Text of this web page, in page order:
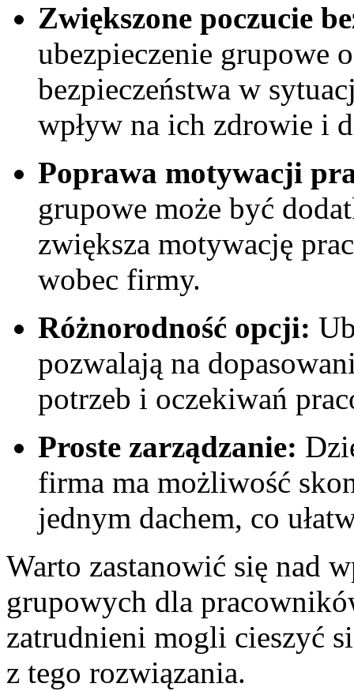
Zwiększone poczucie
ubezpieczenie grupowe
bezpieczeństwa w
wpływ na ich zdrowie i
Poprawa motywacji
grupowe może być
zwiększa motywację
wobec firmy.
Różnorodność opcji:
pozwalają na
potrzeb i oczekiwań
Proste zarządzanie:
firma ma możliwość
jednym dachem, co
Warto zastanowić się ⁤nad
grupowych dla
zatrudnieni mogli cieszyć
z ​tego rozwiązania.